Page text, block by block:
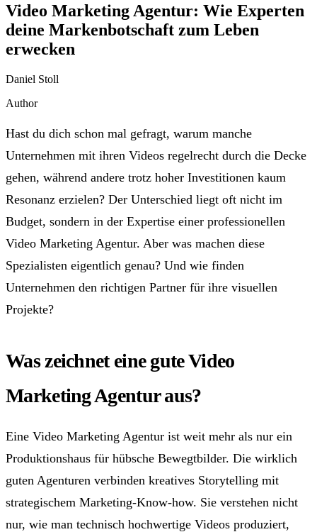
Video Marketing Agentur: Wie Experten
deine Markenbotschaft zum Leben
erwecken
Daniel Stoll
Author
Hast du dich schon mal gefragt, warum manche
Unternehmen mit ihren Videos regelrecht durch die Decke
gehen, während andere trotz hoher Investitionen kaum
Resonanz erzielen? Der Unterschied liegt oft nicht im
Budget, sondern in der Expertise einer professionellen
Video Marketing Agentur. Aber was machen diese
Spezialisten eigentlich genau? Und wie finden
Unternehmen den richtigen Partner für ihre visuellen
Projekte?
Was zeichnet eine gute Video
Marketing Agentur aus?
Eine Video Marketing Agentur ist weit mehr als nur ein
Produktionshaus für hübsche Bewegtbilder. Die wirklich
guten Agenturen verbinden kreatives Storytelling mit
strategischem Marketing-Know-how. Sie verstehen nicht
nur, wie man technisch hochwertige Videos produziert,